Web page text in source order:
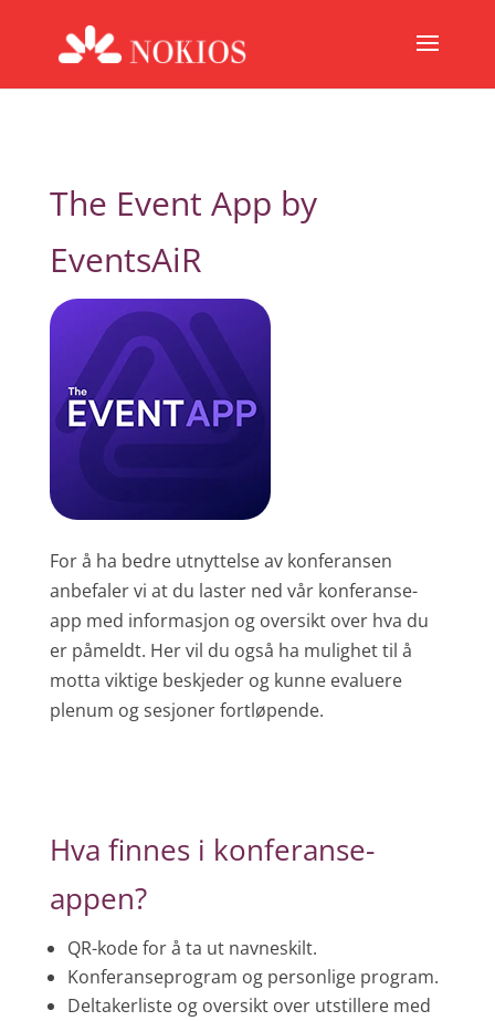
The Event App by
EventsAiR
For å ha bedre utnyttelse av konferansen
anbefaler vi at du laster ned vår konferanse-
app med informasjon og oversikt over hva du
er påmeldt. Her vil du også ha mulighet til å
motta viktige beskjeder og kunne evaluere
plenum og sesjoner fortløpende.
Hva finnes i konferanse-
appen?
QR-kode for å ta ut navneskilt.
Konferanseprogram og personlige program.
Deltakerliste og oversikt over utstillere med